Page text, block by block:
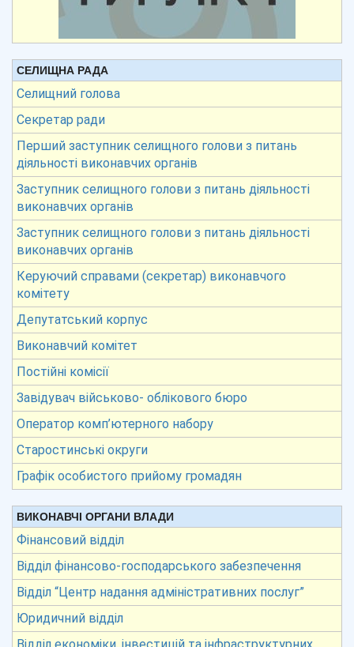
СЕЛИЩНА РАДА
Селищний голова
Секретар ради
Перший заступник селищного голови з питань
діяльності виконавчих органів
Заступник селищного голови з питань діяльності
виконавчих органів
Заступник селищного голови з питань діяльності
виконавчих органів
Керуючий справами (секретар) виконавчого
комітету
Депутатський корпус
Виконавчий комітет
Постійні комісії
Завідувач військово- облікового бюро
Оператор комп’ютерного набору
Старостинські округи
Графік особистого прийому громадян
ВИКОНАВЧІ ОРГАНИ ВЛАДИ
Фінансовий відділ
Відділ фінансово-господарського забезпечення
Відділ “Центр надання адміністративних послуг”
Юридичний відділ